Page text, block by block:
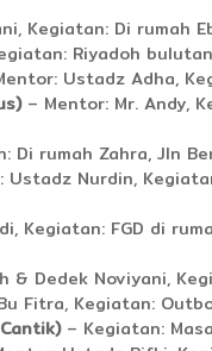
Kegiatan: Di rumah
Riyadoh
Ustadz Adha,
– Mentor: Mr. Andy,
Di rumah Zahra, Jln
Nurdin,
Kegiatan: FGD di
& Dedek Noviyani,
Fitra, Kegiatan:
– Kegiatan: